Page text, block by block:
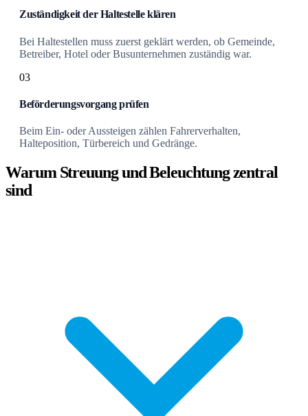
Zuständigkeit der Haltestelle klären
Bei Haltestellen muss zuerst geklärt werden, ob Gemeinde,
Betreiber, Hotel oder Busunternehmen zuständig war.
03
Beförderungsvorgang prüfen
Beim Ein- oder Aussteigen zählen Fahrerverhalten,
Halteposition, Türbereich und Gedränge.
Warum Streuung und Beleuchtung zentral
sind